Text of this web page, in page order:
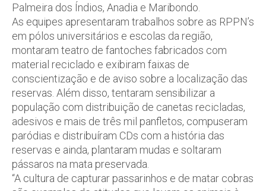
Palmeira dos Índios, Anadia e Maribondo.
As equipes apresentaram trabalhos sobre as RPPN’s
em pólos universitários e escolas da região,
montaram teatro de fantoches fabricados com
material reciclado e exibiram faixas de
conscientização e de aviso sobre a localização das
reservas. Além disso, tentaram sensibilizar a
população com distribuição de canetas recicladas,
adesivos e mais de três mil panfletos, compuseram
paródias e distribuíram CDs com a história das
reservas e ainda, plantaram mudas e soltaram
pássaros na mata preservada.
“A cultura de capturar passarinhos e de matar cobras